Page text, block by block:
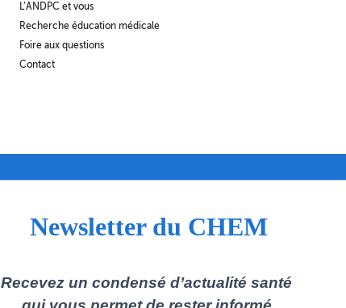
L’ANDPC et vous
Recherche éducation médicale
Foire aux questions
Contact
Newsletter du CHEM
Recevez un condensé d’actualité santé